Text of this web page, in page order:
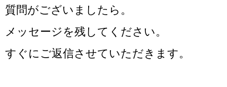
質問がございましたら。
メッセージを残してください。
すぐにご返信させていただきます。